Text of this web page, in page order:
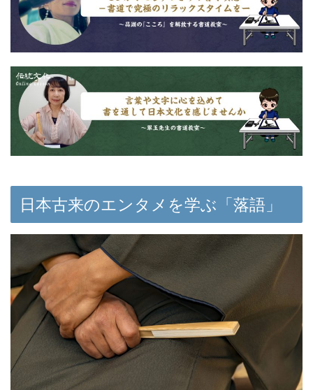
日本古来のエンタメを学ぶ「落語」